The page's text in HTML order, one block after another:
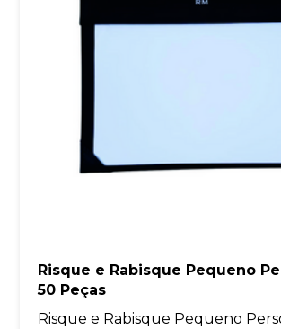
Risque e Rabisque Pequeno
50 Peças
Risque e Rabisque Pequeno